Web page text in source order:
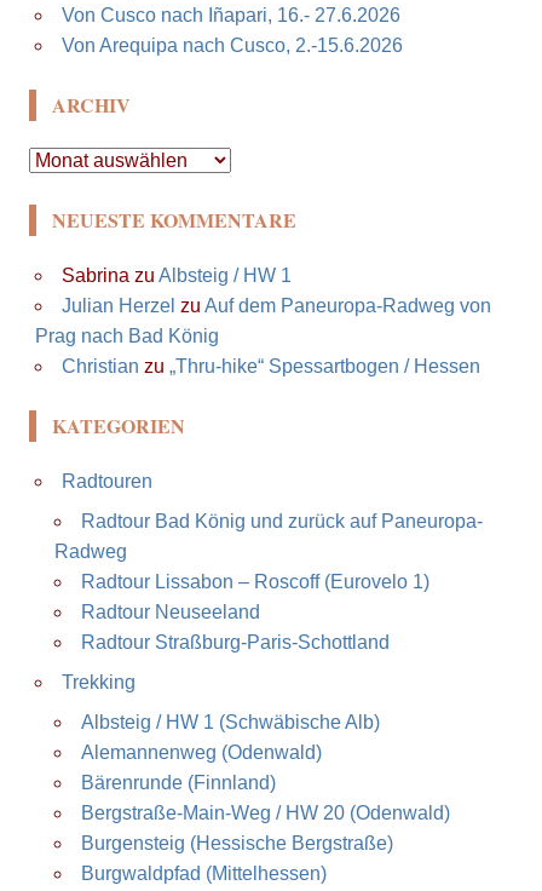
Von Cusco nach Iñapari, 16.- 27.6.2026
Von Arequipa nach Cusco, 2.-15.6.2026
ARCHIV
Archiv
NEUESTE KOMMENTARE
Sabrina zu Albsteig / HW 1
Julian Herzel zu Auf dem Paneuropa-Radweg von
Prag nach Bad König
Christian zu „Thru-hike“ Spessartbogen / Hessen
KATEGORIEN
Radtouren
Radtour Bad König und zurück auf Paneuropa-
Radweg
Radtour Lissabon – Roscoff (Eurovelo 1)
Radtour Neuseeland
Radtour Straßburg-Paris-Schottland
Trekking
Albsteig / HW 1 (Schwäbische Alb)
Alemannenweg (Odenwald)
Bärenrunde (Finnland)
Bergstraße-Main-Weg / HW 20 (Odenwald)
Burgensteig (Hessische Bergstraße)
Burgwaldpfad (Mittelhessen)